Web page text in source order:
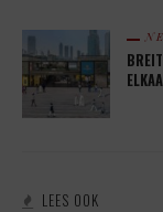
LEES OOK